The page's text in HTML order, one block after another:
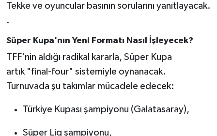
Tekke ve oyuncular basının sorularını yanıtlayacak.
.
Süper Kupa'nın Yeni Formatı Nasıl İşleyecek?
TFF'nin aldığı radikal kararla, Süper Kupa
artık "final-four" sistemiyle oynanacak.
Turnuvada şu takımlar mücadele edecek:
Türkiye Kupası şampiyonu (Galatasaray),
Süper Lig şampiyonu,